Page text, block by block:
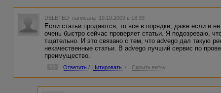
DELETED написала 19.10.2009 в 18:39
Если статьи продаются, то все в порядке, даже если и
очень быстро сейчас проверяет статьи. Я подозреваю,
тщательно. И это связано с тем, что advego дал такую
некачественные статьи. В advego лучший сервис по
преимущество.
Ответить / Цитировать / Скрыть ветку